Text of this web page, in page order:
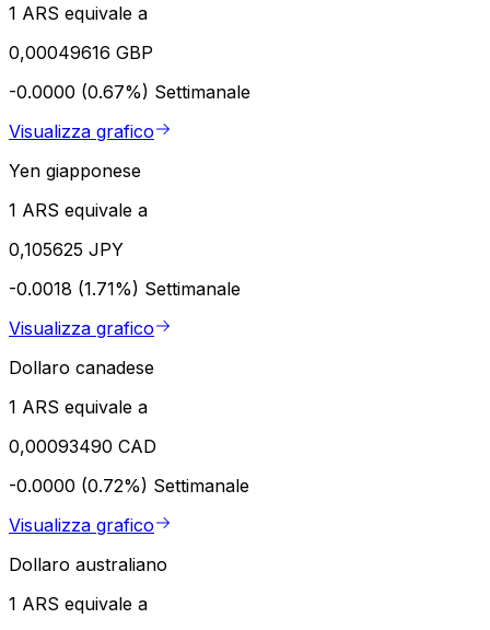
1 ARS equivale a
0,00049616 GBP
-0.0000 (0.67%) Settimanale
Visualizza grafico
Yen giapponese
1 ARS equivale a
0,105625 JPY
-0.0018 (1.71%) Settimanale
Visualizza grafico
Dollaro canadese
1 ARS equivale a
0,00093490 CAD
-0.0000 (0.72%) Settimanale
Visualizza grafico
Dollaro australiano
1 ARS equivale a